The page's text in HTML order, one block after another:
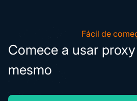
Fácil de
Comece a usar
mesmo